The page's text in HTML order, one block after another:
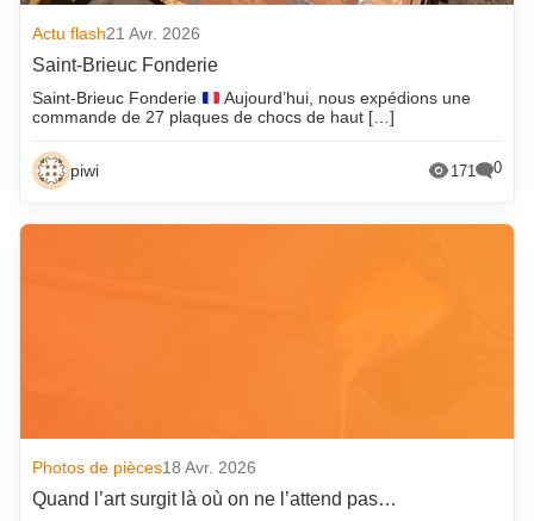
Actu flash21 Avr. 2026
Saint-Brieuc Fonderie
Saint-Brieuc Fonderie
Aujourd’hui, nous expédions une
commande de 27 plaques de chocs de haut […]
piwi 171 0
Photos de pièces18 Avr. 2026
Quand l’art surgit là où on ne l’attend pas…